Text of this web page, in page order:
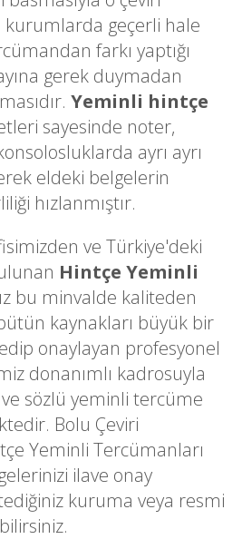
geçerli hale
farkı yaptığı
gerek duymadan
Yeminli hintçe
sayesinde noter,
ayrı ayrı
eldeki belgelerin
hızlanmıştır.
ve Türkiye'deki
Hintçe Yeminli
bu minvalde kaliteden
kaynakları büyük bir
onaylayan profesyonel
donanımlı kadrosuyla
ve sözlü yeminli tercüme
Bolu Çeviri
Yeminli Tercümanları
ilave onay
kuruma veya resmi